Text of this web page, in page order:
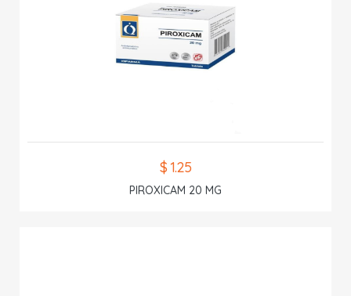
$ 1.25
PIROXICAM 20 MG